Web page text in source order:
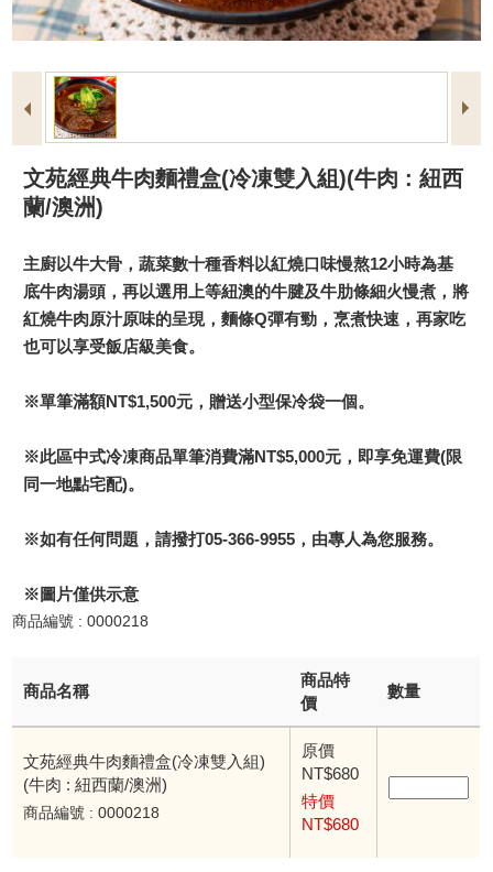
文苑經典牛肉麵禮盒(冷凍雙入組)(牛肉 : 紐西
蘭/澳洲)
主廚以牛大骨，蔬菜數十種香料以紅燒口味慢熬12小時為基
底牛肉湯頭，再以選用上等紐澳的牛腱及牛肋條細火慢煮，將
紅燒牛肉原汁原味的呈現，麵條Q彈有勁，烹煮快速，再家吃
也可以享受飯店級美食。
※單筆滿額NT$1,500元，贈送小型保冷袋一個。
※此區中式冷凍商品單筆消費滿NT$5,000元，即享免運費(限
同一地點宅配)。
※如有任何問題，請撥打05-366-9955，由專人為您服務。
※圖片僅供示意
商品編號 : 0000218
商品名稱
商品特
價
數量
文苑經典牛肉麵禮盒(冷凍雙入組)
(牛肉 : 紐西蘭/澳洲)
商品編號 : 0000218
原價
NT$680
特價
NT$680